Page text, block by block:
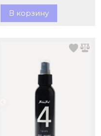
В корзину